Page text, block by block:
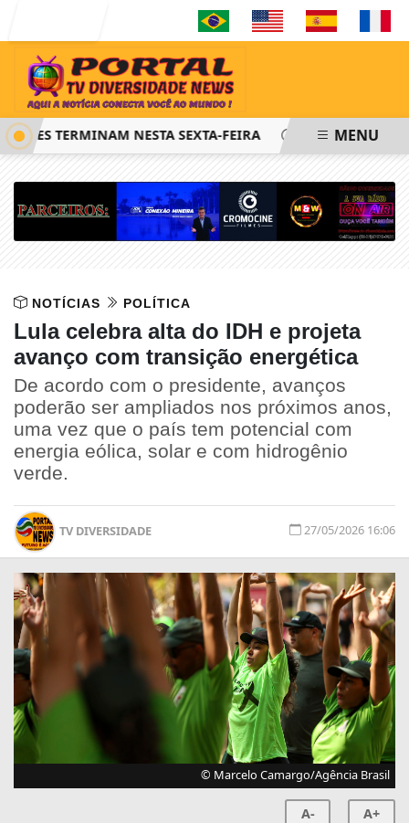
TERMINAM NESTA SEXTA-FEIRA SAIBA COMO
MENU
NOTÍCIAS POLÍTICA
Lula celebra alta do IDH e projeta
avanço com transição energética
De acordo com o presidente, avanços
poderão ser ampliados nos próximos anos,
uma vez que o país tem potencial com
energia eólica, solar e com hidrogênio
verde.
TV DIVERSIDADE 27/05/2026 16:06
© Marcelo Camargo/Agência Brasil
A- A+